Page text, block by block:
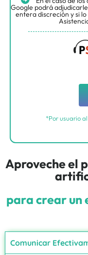
Google podrá
entera discreción y si
*Por usuario
Aproveche el
paracrear un
Comunicar